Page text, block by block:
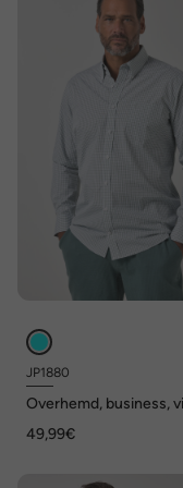
JP1880
Overhemd, business,
EasyCare
49,99€